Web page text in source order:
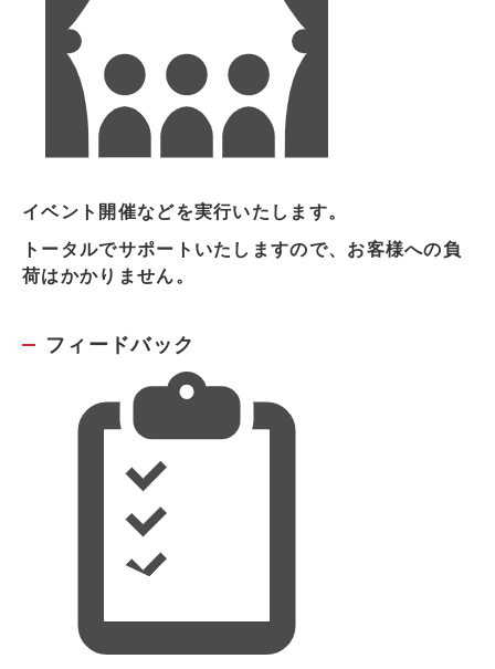
イベント開催などを実行いたします。
トータルでサポートいたしますので、お客様への負
荷はかかりません。
フィードバック